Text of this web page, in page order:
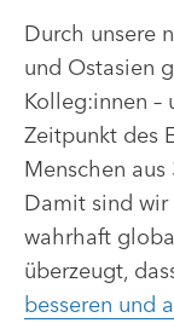
Durch unsere
und Ostasien
Kolleg:innen –
Zeitpunkt des
Menschen
Damit sind wir
wahrhaft
überzeugt,
besseren und